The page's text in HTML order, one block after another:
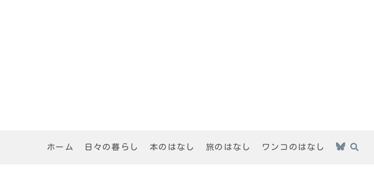
ホーム 日々の暮らし 本のはなし 旅のはなし ワンコのはなし